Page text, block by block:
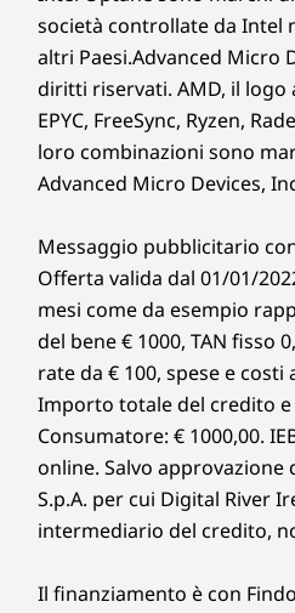
Controlli intuitivi per
condividere contenuti
ThinkSmart Controller
con touchscreen a 10
interfaccia di Microsoft
di avviare e controllare
contenuti e collaborare
semplicità, ovunque si
Progettato nel segno
offre due angoli di
integrati che rilevano la
stanza e connettività
grazie al sistema di
e ai supporti VESA, si
qualsiasi ambiente.
Sicurezza
TPM (Trusted Platform
Slot per lucchetto
Certificazioni
vPro®
Le specifiche possono variare in base
ThinkSmart
Porte e slot
USB-C 2.0 (per ThinkSmart
Jack combinato cuffie/
Slot per lucchetto Kensington
-Ingresso alimentazione
10-Opzionale: Ingresso HDMI
Controller
società controllate da Intel
altri Paesi.Advanced Micro
diritti riservati. AMD, il logo
EPYC, FreeSync, Ryzen,
loro combinazioni sono
Advanced Micro Devices,
Messaggio pubblicitario
Offerta valida dal 01/01/
mesi come da esempio
del bene € 1000, TAN fisso
rate da € 100, spese e costi
Importo totale del credito
Consumatore: € 1000,00.
online. Salvo approvazione
S.p.A. per cui Digital River
intermediario del credito,
Il finanziamento è con